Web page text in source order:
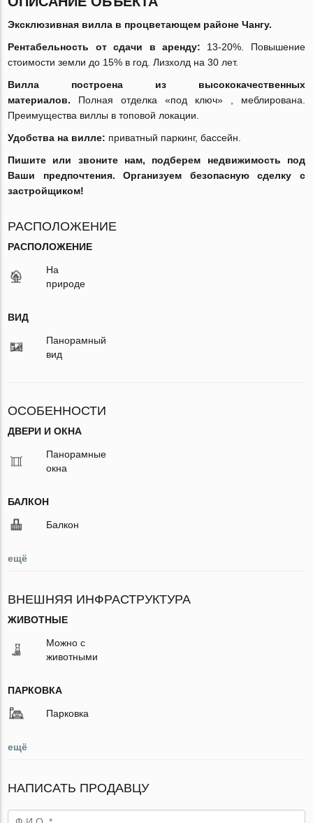
Эксклюзивная вилла в процветающем районе Чангу.
Рентабельность от сдачи в аренду: 13-20%. Повышение
стоимости земли до 15% в год. Лизхолд на 30 лет.
Вилла построена из высококачественных
материалов. Полная отделка «под ключ» , меблирована.
Преимущества виллы в топовой локации.
Удобства на вилле: приватный паркинг, бассейн.
Пишите или звоните нам, подберем недвижимость под
Ваши предпочтения. Организуем безопасную сделку с
застройщиком!
РАСПОЛОЖЕНИЕ
РАСПОЛОЖЕНИЕ
На
природе
ВИД
Панорамный
вид
ОСОБЕННОСТИ
ДВЕРИ И ОКНА
Панорамные
окна
БАЛКОН
Балкон
ещё
ВНЕШНЯЯ ИНФРАСТРУКТУРА
ЖИВОТНЫЕ
Можно с
животными
ПАРКОВКА
Парковка
ещё
НАПИСАТЬ ПРОДАВЦУ